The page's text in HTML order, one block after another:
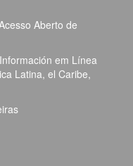
Aberto de
em Línea
Latina, el Caribe,